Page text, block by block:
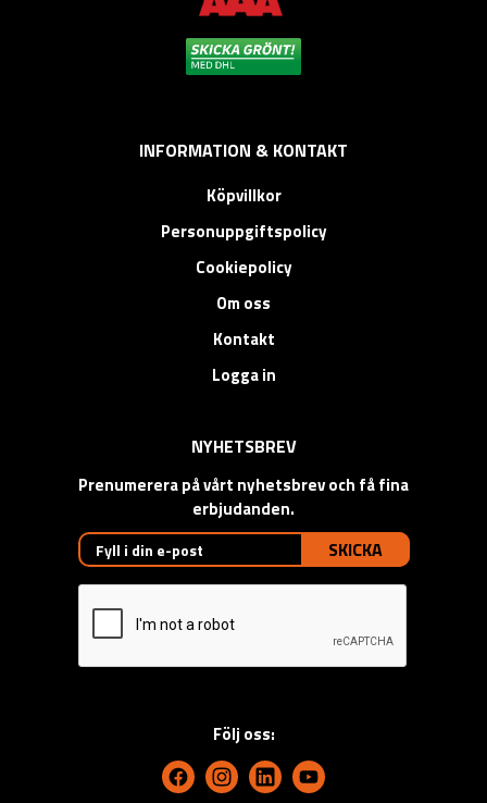
INFORMATION & KONTAKT
Köpvillkor
Personuppgiftspolicy
Cookiepolicy
Om oss
Kontakt
Logga in
NYHETSBREV
Prenumerera på vårt nyhetsbrev och få fina
erbjudanden.
SKICKA
Följ oss: